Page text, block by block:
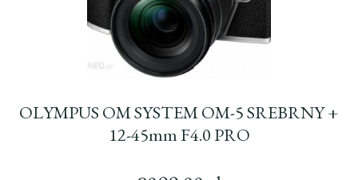
OLYMPUS OM SYSTEM OM-5 SREBRNY +
12-45mm F4.0 PRO